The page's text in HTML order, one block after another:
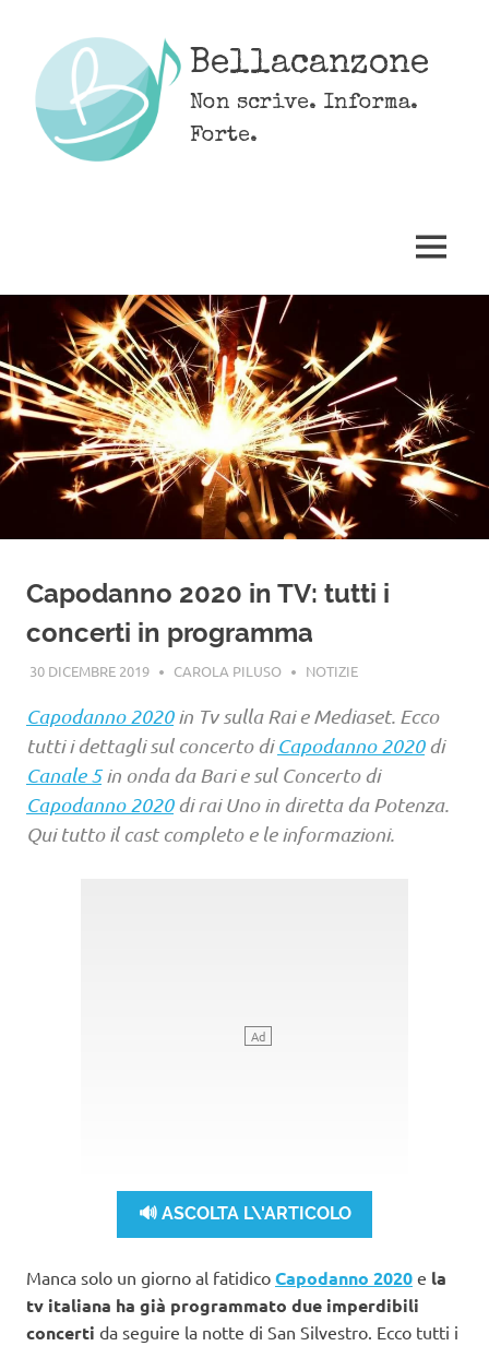
content
Bellacanzone
Non scrive. Informa.
Forte.
MENU
Capodanno 2020 in TV: tutti i
concerti in programma
30 DICEMBRE 2019 CAROLA PILUSO NOTIZIE
Capodanno 2020in Tv sulla Rai e Mediaset. Ecco
tutti i dettagli sul concerto diCapodanno 2020di
Canale 5in onda da Bari e sul Concerto di
Capodanno 2020di rai Uno in diretta da Potenza.
Qui tutto il cast completo e le informazioni.
🔊 ASCOLTA L\'ARTICOLO
Manca solo un giorno al fatidico Capodanno 2020 e la
tv italiana ha già programmato due imperdibili
concerti da seguire la notte di San Silvestro. Ecco tutti i